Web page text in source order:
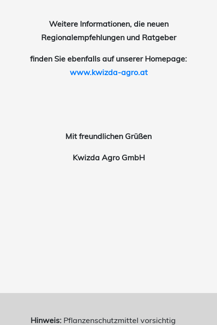
Weitere Informationen, die neuen
Regionalempfehlungen und Ratgeber
finden Sie ebenfalls auf unserer Homepage:
www.kwizda-agro.at
Mit freundlichen Grüßen
Kwizda Agro GmbH
Hinweis: Pflanzenschutzmittel vorsichtig